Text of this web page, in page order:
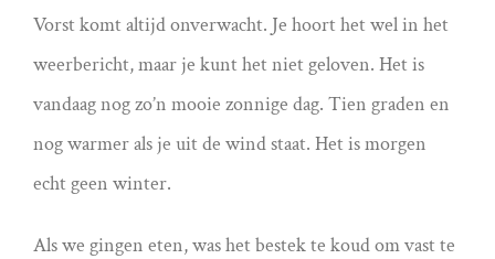
Vorst komt altijd onverwacht. Je hoort het wel in het
weerbericht, maar je kunt het niet geloven. Het is
vandaag nog zo’n mooie zonnige dag. Tien graden en
nog warmer als je uit de wind staat. Het is morgen
echt geen winter.
Als we gingen eten, was het bestek te koud om vast te